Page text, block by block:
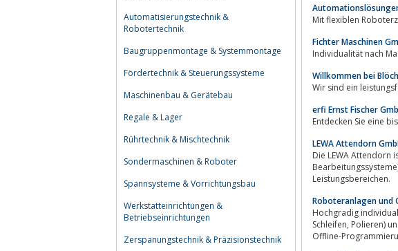
Automatisierungstechnik &
Robotertechnik
Baugruppenmontage & Systemmontage
Fördertechnik & Steuerungssysteme
Maschinenbau & Gerätebau
Regale & Lager
Rührtechnik & Mischtechnik
Sondermaschinen & Roboter
Spannsysteme & Vorrichtungsbau
Werkstatteinrichtungen &
Betriebseinrichtungen
Zerspanungstechnik & Präzisionstechnik
Fichter Maschinen
Individualität nach
Willkommen bei
erfi Ernst Fischer
Entdecken Sie eine
LEWA Attendorn
Die LEWA Attendorn
Leistungsbereichen.
Roboteranlagen
Hochgradig
Schleifen, Polieren) und Handhabungsaufgaben. Dabei nutzen wir unsere selbstentwickelte Software für die Simulation und
Offline-